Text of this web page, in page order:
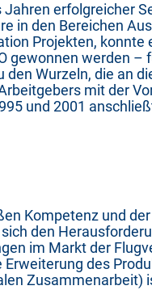
Jahren erfolgreicher
in den Bereichen
Projekten,
gewonnen werden
den Wurzeln, die an
mit der
und 2001
Kompetenz und
den
im Markt der
des
Zusammenarbeit)